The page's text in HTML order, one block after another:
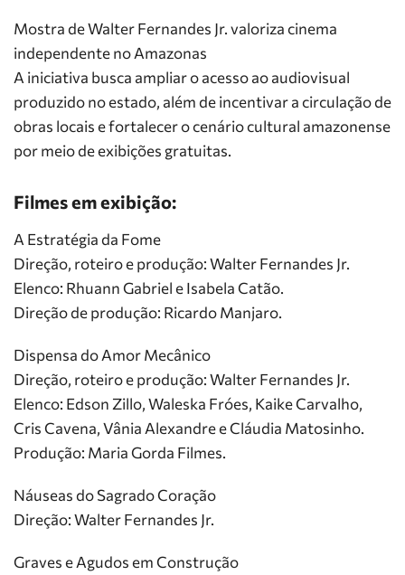
Mostra de Walter Fernandes Jr. valoriza cinema
independente no Amazonas
A iniciativa busca ampliar o acesso ao audiovisual
produzido no estado, além de incentivar a circulação de
obras locais e fortalecer o cenário cultural amazonense
por meio de exibições gratuitas.
Filmes em exibição:
A Estratégia da Fome
Direção, roteiro e produção: Walter Fernandes Jr.
Elenco: Rhuann Gabriel e Isabela Catão.
Direção de produção: Ricardo Manjaro.
Dispensa do Amor Mecânico
Direção, roteiro e produção: Walter Fernandes Jr.
Elenco: Edson Zillo, Waleska Fróes, Kaike Carvalho,
Cris Cavena, Vânia Alexandre e Cláudia Matosinho.
Produção: Maria Gorda Filmes.
Náuseas do Sagrado Coração
Direção: Walter Fernandes Jr.
Graves e Agudos em Construção